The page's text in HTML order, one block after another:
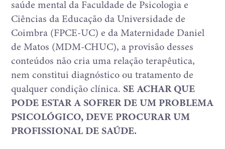
saúde mental da Faculdade de Psicologia e
Ciências da Educação da Universidade de
Coimbra (FPCE-UC) e da Maternidade Daniel
de Matos (MDM-CHUC), a provisão desses
conteúdos não cria uma relação terapêutica,
nem constitui diagnóstico ou tratamento de
qualquer condição clínica. SE ACHAR QUE
PODE ESTAR A SOFRER DE UM PROBLEMA
PSICOLÓGICO, DEVE PROCURAR UM
PROFISSIONAL DE SAÚDE.